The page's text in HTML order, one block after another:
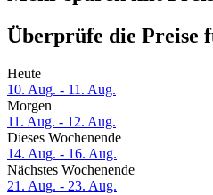
Überprüfe die Preise
Heute
10. Aug. - 11. Aug.
Morgen
11. Aug. - 12. Aug.
Dieses Wochenende
14. Aug. - 16. Aug.
Nächstes Wochenende
21. Aug. - 23. Aug.